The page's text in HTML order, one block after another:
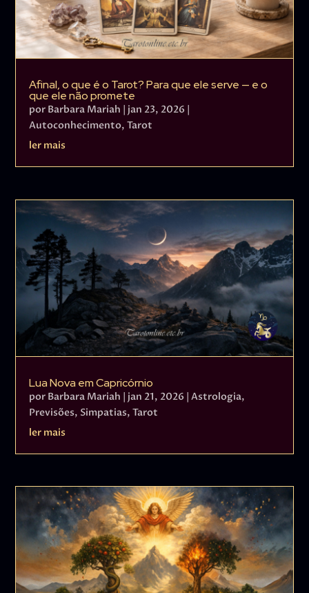
Afinal, o que é o Tarot? Para que ele serve — e o
que ele não promete
por Barbara Mariah jan 23, 2026
Autoconhecimento,Tarot
ler mais
Lua Nova em Capricórnio
por Barbara Mariah | jan 21, 2026 |Astrologia,
Previsões, Simpatias,Tarot
ler mais